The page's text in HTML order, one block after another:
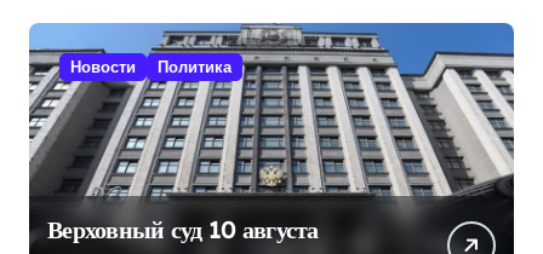
Новости Политика
Верховный суд 10 августа